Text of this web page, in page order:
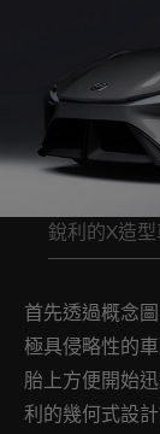
銳利的X造
首先透過概念
極具侵略性的
胎上方便開始
利的幾何式設